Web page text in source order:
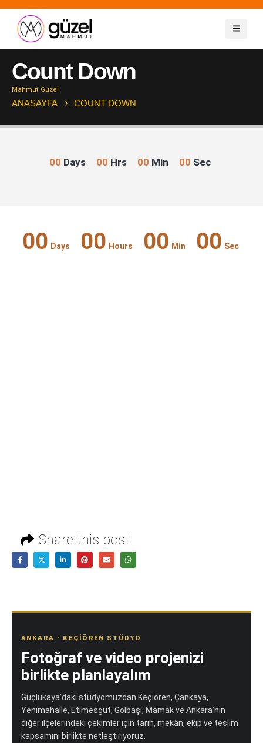
Count Down
Mahmut Güzel
ANASAYFA COUNT DOWN
00 Days 00 Hrs 00 Min 00 Sec
00 Days 00 Hours 00 Min 00 Sec
Share this post
ANKARA • KEÇIÖREN STÜDYO
Fotoğraf ve video projenizi
birlikte planlayalım
Güçlükaya’daki stüdyomuzdan Keçiören, Çankaya,
Yenimahalle, Etimesgut, Gölbaşı, Mamak ve Ankara’nın
diğer ilçelerindeki çekimler için tarih, mekân, ekip ve teslim
kapsamını birlikte netleştiriyoruz.